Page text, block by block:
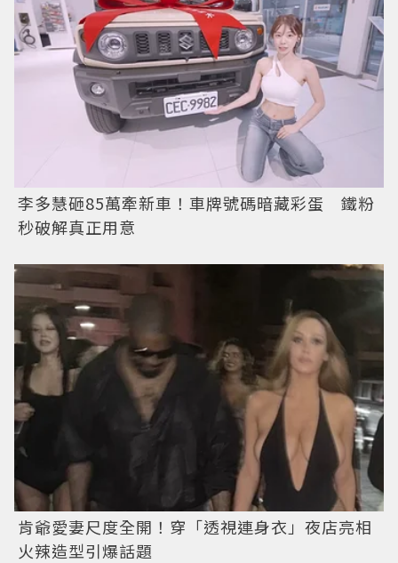
李多慧砸85萬牽新車！車牌號碼暗藏彩蛋 鐵粉
秒破解真正用意
肯爺愛妻尺度全開！穿「透視連身衣」夜店亮相
火辣造型引爆話題